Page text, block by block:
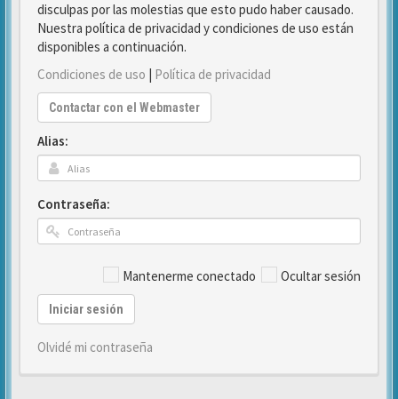
disculpas por las molestias que esto pudo haber causado.
Nuestra política de privacidad y condiciones de uso están
disponibles a continuación.
Condiciones de uso | Política de privacidad
Contactar con el Webmaster
Alias:
Contraseña:
Mantenerme conectado Ocultar sesión
Iniciar sesión
Olvidé mi contraseña